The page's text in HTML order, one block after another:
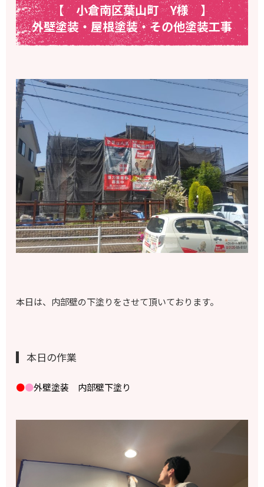
【 小倉南区葉山町 Y様】
外壁塗装・屋根塗装・その他塗装工事
本日は、内部壁の下塗りをさせて頂いております。
本日の作業
●●外壁塗装 内部壁下塗り